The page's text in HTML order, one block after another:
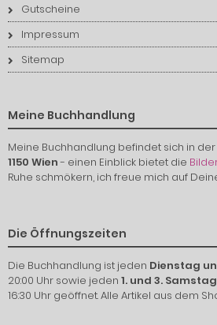
Gutscheine
Impressum
Sitemap
Meine Buchhandlung
Meine Buchhandlung befindet sich in der
1150 Wien- einen Einblick bietet die
Ruhe schmökern, ich freue mich auf
Die Öffnungszeiten
Die Buchhandlung ist jeden Dienstag
20:00 Uhr sowie jeden 1. und 3.
16:30 Uhr geöffnet. Alle Artikel aus dem